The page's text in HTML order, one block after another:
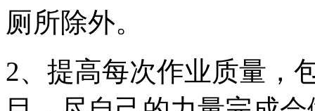
厕所除外。
2、提高每次作业质量，